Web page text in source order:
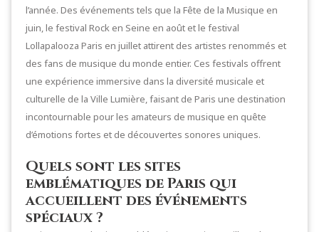
l’année. Des événements tels que la Fête de la Musique en
juin, le festival Rock en Seine en août et le festival
Lollapalooza Paris en juillet attirent des artistes renommés et
des fans de musique du monde entier. Ces festivals offrent
une expérience immersive dans la diversité musicale et
culturelle de la Ville Lumière, faisant de Paris une destination
incontournable pour les amateurs de musique en quête
d’émotions fortes et de découvertes sonores uniques.
Quels sont les sites
emblématiques de Paris qui
accueillent des événements
spéciaux ?